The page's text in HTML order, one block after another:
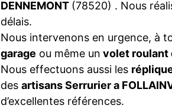
DENNEMONT (78520) . Nous
délais.
Nous intervenons en urgence, à
garage ou même un volet roulant
Nous effectuons aussi les
des artisans Serrurier a
d’excellentes références.